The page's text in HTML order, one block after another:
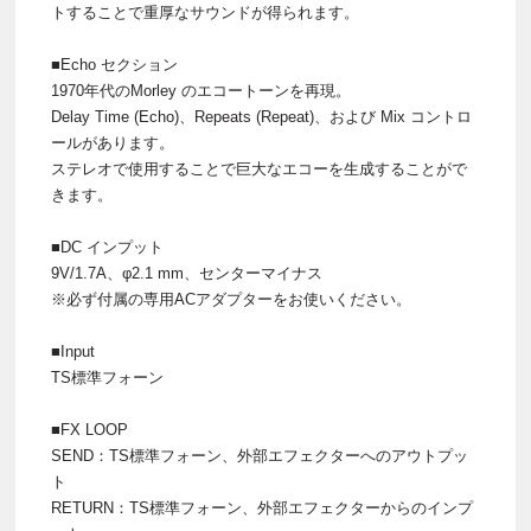
トすることで重厚なサウンドが得られます。
■Echo セクション
1970年代のMorley のエコートーンを再現。
Delay Time (Echo)、Repeats (Repeat)、および Mix コントロ
ールがあります。
ステレオで使用することで巨大なエコーを生成することがで
きます。
■DC インプット
9V/1.7A、φ2.1 mm、センターマイナス
※必ず付属の専用ACアダプターをお使いください。
■Input
TS標準フォーン
■FX LOOP
SEND：TS標準フォーン、外部エフェクターへのアウトプッ
ト
RETURN：TS標準フォーン、外部エフェクターからのインプ